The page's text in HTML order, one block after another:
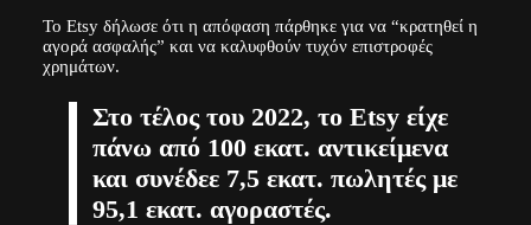
Το Etsy δήλωσε ότι η απόφαση πάρθηκε για να “κρατηθεί η
αγορά ασφαλής” και να καλυφθούν τυχόν επιστροφές
χρημάτων.
Στο τέλος του 2022, το Etsy είχε
πάνω από 100 εκατ. αντικείμενα
και συνέδεε 7,5 εκατ. πωλητές με
95,1 εκατ. αγοραστές.